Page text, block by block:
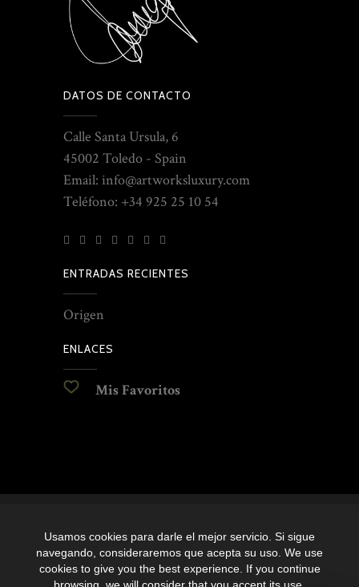
Usamos cookies para darle el mejor servicio. Si sigue
navegando, consideraremos que acepta su uso. We use
cookies to give you the best experience. If you continue
DATOS DE CONTACTO
Calle Santa Ursula, 6
45002 Toledo - Spain
Email: info@artworksluxury.com
Teléfono: +34 925 25 10 54
ENTRADAS RECIENTES
Origen
ENLACES
Mis Favoritos
Toledo’s luxury crafts
Política de privacidad y Aviso Legal